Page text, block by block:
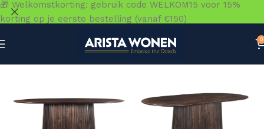
0
🎁 Welkomstkorting: gebruik code WELKOM15 voor 15%
korting op je eerste bestelling (vanaf €150)